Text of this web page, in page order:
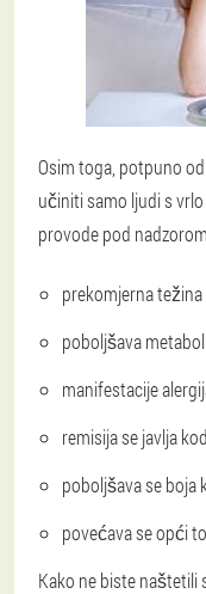
Osim toga, potpuno
učiniti samo ljudi s
provode pod
prekomjerna
poboljšava
manifestacije
remisija se javlja
poboljšava se boja
povećava se opći
Kako ne biste